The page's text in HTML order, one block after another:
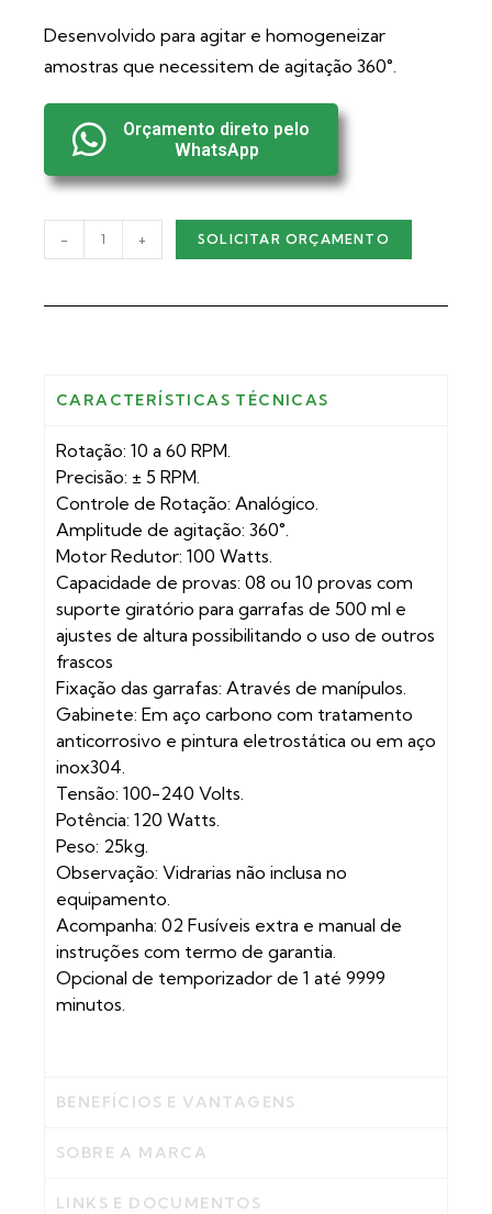
Desenvolvido para agitar e homogeneizar
amostras que necessitem de agitação 360°.
Orçamento direto pelo
WhatsApp
- + SOLICITAR ORÇAMENTO
CARACTERÍSTICAS TÉCNICAS
Rotação: 10 a 60 RPM.
Precisão: ± 5 RPM.
Controle de Rotação: Analógico.
Amplitude de agitação: 360°.
Motor Redutor: 100 Watts.
Capacidade de provas: 08 ou 10 provas com
suporte giratório para garrafas de 500 ml e
ajustes de altura possibilitando o uso de outros
frascos
Fixação das garrafas: Através de manípulos.
Gabinete: Em aço carbono com tratamento
anticorrosivo e pintura eletrostática ou em aço
inox304.
Tensão: 100-240 Volts.
Potência: 120 Watts.
Peso: 25kg.
Observação: Vidrarias não inclusa no
equipamento.
Acompanha: 02 Fusíveis extra e manual de
instruções com termo de garantia.
Opcional de temporizador de 1 até 9999
minutos.
BENEFÍCIOS E VANTAGENS
SOBRE A MARCA
LINKS E DOCUMENTOS